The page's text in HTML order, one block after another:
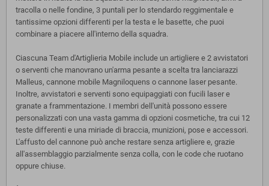
tracolla o nelle fondine, 3 puntali per lo stendardo reggimentale e
tantissime opzioni differenti per la testa e le basette, che puoi
combinare a piacere all'interno della squadra.
Ciascuna Team d'Artiglieria Mobile include un artigliere e 2 avvistatori
o serventi che manovrano un'arma pesante a scelta tra lanciarazzi
Malleus, cannone mobile Magniloquens o cannone laser pesante.
Inoltre, avvistatori e serventi sono equipaggiati con fucili laser e
granate a frammentazione. I membri dell'unità possono essere
personalizzati con una vasta gamma di opzioni cosmetiche, tra cui 12
teste differenti e una miriade di braccia, munizioni, pose e accessori.
L'affusto del cannone può anche restare senza artigliere e, grazie
all'assemblaggio parzialmente senza colla, con le code che ruotano
oppure chiuse.